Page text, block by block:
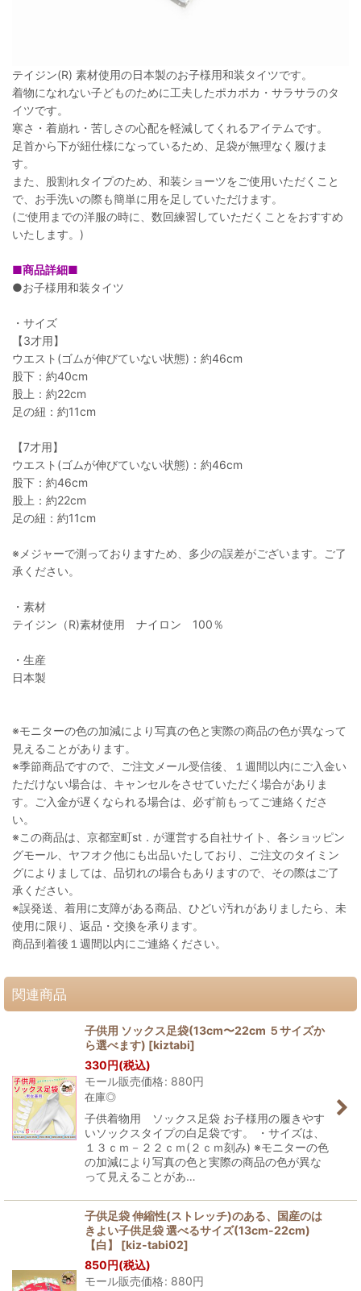
テイジン(R) 素材使用の日本製のお子様用和装タイツです。
着物になれない子どものために工夫したポカポカ・サラサラのタ
イツです。
寒さ・着崩れ・苦しさの心配を軽減してくれるアイテムです。
足首から下が紐仕様になっているため、足袋が無理なく履けま
す。
また、股割れタイプのため、和装ショーツをご使用いただくこと
で、お手洗いの際も簡単に用を足していただけます。
(ご使用までの洋服の時に、数回練習していただくことをおすすめ
いたします。)
■商品詳細■
●お子様用和装タイツ
・サイズ
【3才用】
ウエスト(ゴムが伸びていない状態)：約46cm
股下：約40cm
股上：約22cm
足の紐：約11cm
【7才用】
ウエスト(ゴムが伸びていない状態)：約46cm
股下：約46cm
股上：約22cm
足の紐：約11cm
※メジャーで測っておりますため、多少の誤差がございます。ご了
承ください。
・素材
テイジン（R)素材使用 ナイロン 100％
・生産
日本製
※モニターの色の加減により写真の色と実際の商品の色が異なって
見えることがあります。
※季節商品ですので、ご注文メール受信後、１週間以内にご入金い
ただけない場合は、キャンセルをさせていただく場合がありま
す。ご入金が遅くなられる場合は、必ず前もってご連絡くださ
い。
※この商品は、京都室町st．が運営する自社サイト、各ショッピン
グモール、ヤフオク他にも出品いたしており、ご注文のタイミン
グによりましては、品切れの場合もありますので、その際はご了
承ください。
※誤発送、着用に支障がある商品、ひどい汚れがありましたら、未
使用に限り、返品・交換を承ります。
商品到着後１週間以内にご連絡ください。
関連商品
子供用 ソックス足袋(13cm〜22cm ５サイズか
ら選べます) [kiztabi]
330円(税込)
モール販売価格: 880円
在庫◎
子供着物用 ソックス足袋 お子様用の履きやす
いソックスタイプの白足袋です。 ・サイズは、
１３ｃｍ－２２ｃｍ(２ｃｍ刻み) ※モニターの色
の加減により写真の色と実際の商品の色が異な
って見えることがあ…
子供足袋 伸縮性(ストレッチ)のある、国産のは
きよい子供足袋 選べるサイズ(13cm-22cm)
【白】
[kiz-tabi02]
850円(税込)
モール販売価格: 880円